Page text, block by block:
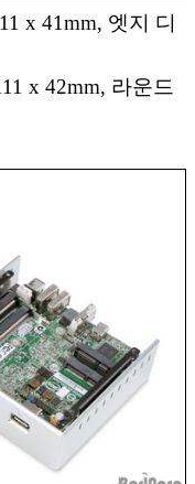
x 41mm, 엣지 디
x 42mm, 라운드